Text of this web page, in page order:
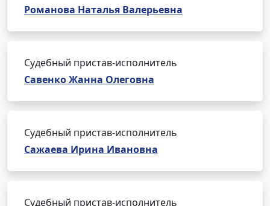
Романова Наталья Валерьевна
Судебный пристав-исполнитель
Савенко Жанна Олеговна
Судебный пристав-исполнитель
Сажаева Ирина Ивановна
Судебный пристав-исполнитель